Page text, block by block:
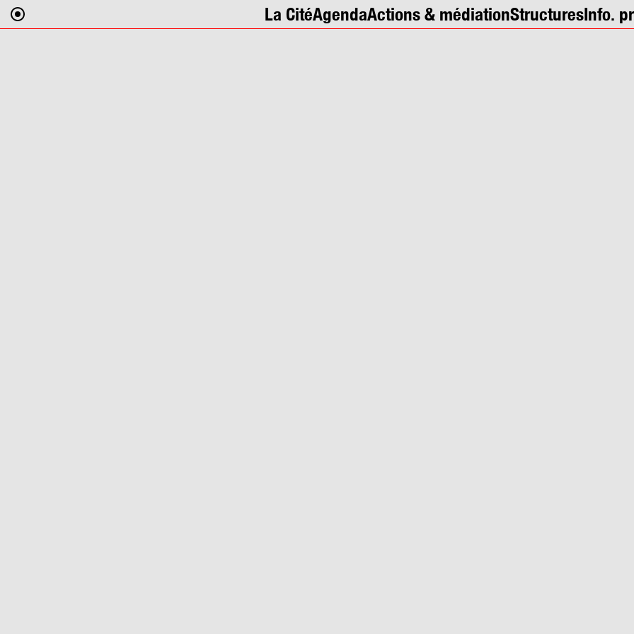
La CitéAgendaActions & médiationStructuresInfo.